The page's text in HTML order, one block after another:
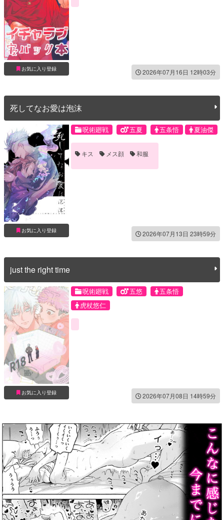
お気に入り登録 2026年07月16日 12時03分
死してなお愛は泡沫
お気に入り登録
呪術廻戦 五夏 五条悟 夏油傑
キス メス顔 和服
2026年07月13日 23時59分
just the right time
お気に入り登録
呪術廻戦 五悠
五条悟
虎杖悠仁
2026年07月08日 14時59分